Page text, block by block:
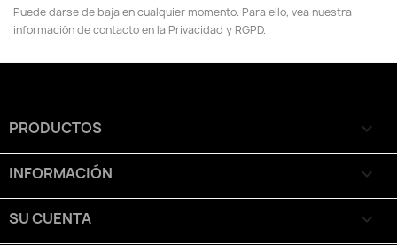
Puede darse de baja en cualquier momento. Para ello, vea nuestra
información de contacto en la Privacidad y RGPD.
PRODUCTOS 
INFORMACIÓN 
SU CUENTA 